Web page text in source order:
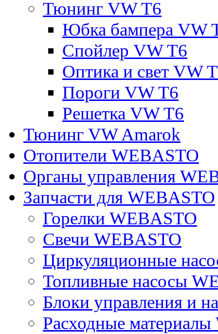
Тюнинг VW T6
Юбка бампера VW
Спойлер VW T6
Оптика и свет VW
Пороги VW T6
Решетка VW T6
Тюнинг VW Amarok
Отопители WEBASTO
Органы управления
Запчасти для WEBASTO
Горелки WEBASTO
Свечи WEBASTO
Циркуляционные
Топливные насосы
Блоки управления и
Расходные